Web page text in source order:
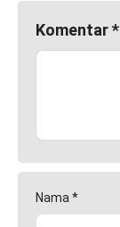
Komentar*
Nama*